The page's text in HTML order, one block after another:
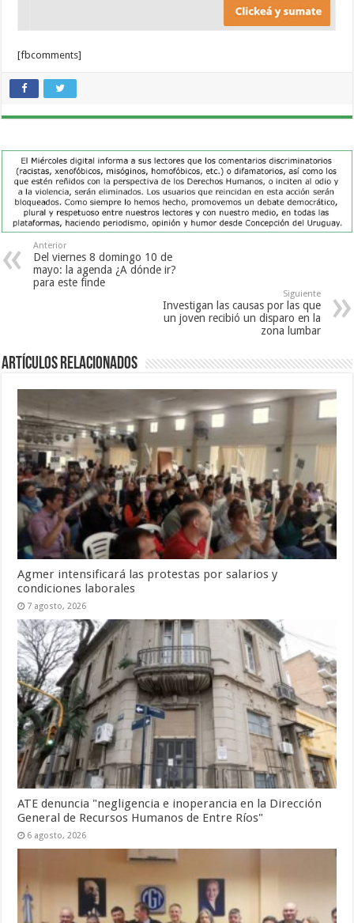
[fbcomments]
Anterior
Del viernes 8 domingo 10 de
mayo: la agenda ¿A dónde ir?
para este finde
Siguiente
Investigan las causas por las que
un joven recibió un disparo en la
zona lumbar
Artículos Relacionados
Agmer intensificará las protestas por salarios y
condiciones laborales
7 agosto, 2026
ATE denuncia "negligencia e inoperancia en la Dirección
General de Recursos Humanos de Entre Ríos"
6 agosto, 2026